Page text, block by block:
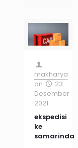
makharya
on
23
Desember
2021
ekspedisi
ke
samarinda